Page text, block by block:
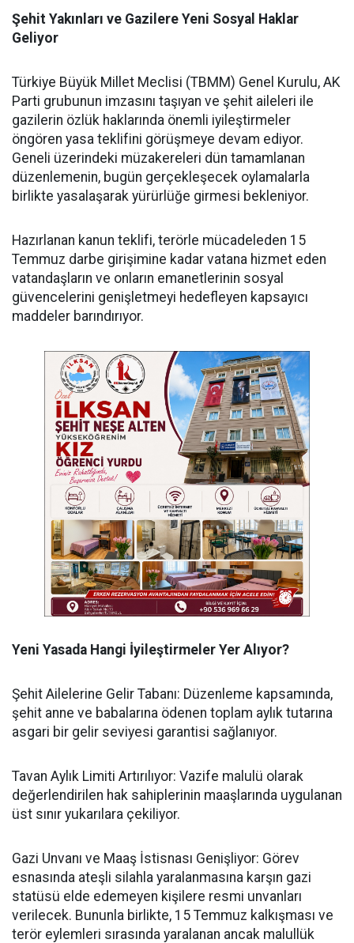
Şehit Yakınları ve Gazilere Yeni Sosyal Haklar
Geliyor
​Türkiye Büyük Millet Meclisi (TBMM) Genel Kurulu, AK
Parti grubunun imzasını taşıyan ve şehit aileleri ile
gazilerin özlük haklarında önemli iyileştirmeler
öngören yasa teklifini görüşmeye devam ediyor.
Geneli üzerindeki müzakereleri dün tamamlanan
düzenlemenin, bugün gerçekleşecek oylamalarla
birlikte yasalaşarak yürürlüğe girmesi bekleniyor.
​Hazırlanan kanun teklifi, terörle mücadeleden 15
Temmuz darbe girişimine kadar vatana hizmet eden
vatandaşların ve onların emanetlerinin sosyal
güvencelerini genişletmeyi hedefleyen kapsayıcı
maddeler barındırıyor.
Yeni Yasada Hangi İyileştirmeler Yer Alıyor?
​Şehit Ailelerine Gelir Tabanı: Düzenleme kapsamında,
şehit anne ve babalarına ödenen toplam aylık tutarına
asgari bir gelir seviyesi garantisi sağlanıyor.
​Tavan Aylık Limiti Artırılıyor: Vazife malulü olarak
değerlendirilen hak sahiplerinin maaşlarında uygulanan
üst sınır yukarılara çekiliyor.
​Gazi Unvanı ve Maaş İstisnası Genişliyor: Görev
esnasında ateşli silahla yaralanmasına karşın gazi
statüsü elde edemeyen kişilere resmi unvanları
verilecek. Bununla birlikte, 15 Temmuz kalkışması ve
terör eylemleri sırasında yaralanan ancak malullük